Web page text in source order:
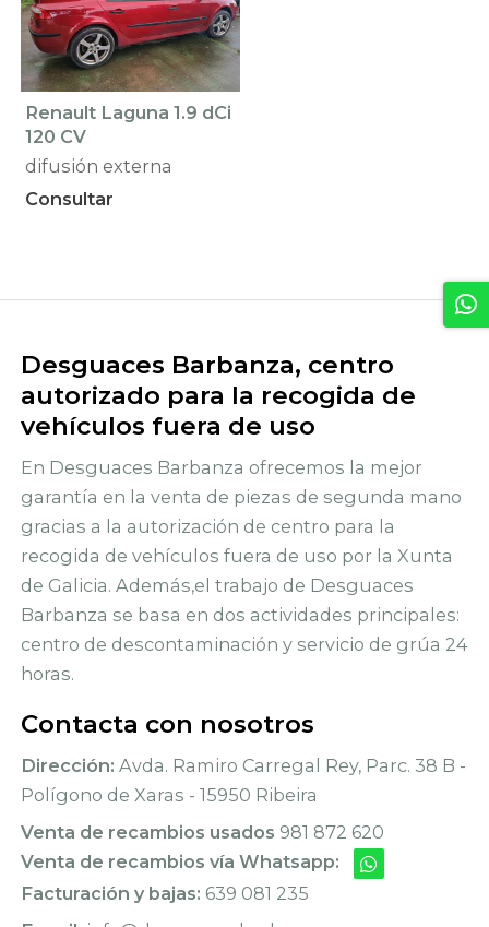
Renault Laguna 1.9 dCi
120 CV
difusión externa
Consultar
Desguaces Barbanza, centro
autorizado para la recogida de
vehículos fuera de uso
En Desguaces Barbanza ofrecemos la mejor
garantía en la venta de piezas de segunda mano
gracias a la autorización de centro para la
recogida de vehículos fuera de uso por la Xunta
de Galicia. Además,el trabajo de Desguaces
Barbanza se basa en dos actividades principales:
centro de descontaminación y servicio de grúa 24
horas.
Contacta con nosotros
Dirección: Avda. Ramiro Carregal Rey, Parc. 38 B -
Polígono de Xaras - 15950 Ribeira
Venta de recambios usados 981 872 620
Venta de recambios vía Whatsapp:
Facturación y bajas: 639 081 235